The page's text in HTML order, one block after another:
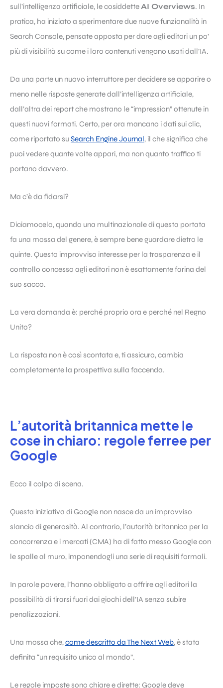
sull’intelligenza artificiale, le cosiddetteAI Overviews. In
pratica, ha iniziato a sperimentare due nuove funzionalità in
Search Console, pensate apposta per dare agli editori un po’
più di visibilità su come i loro contenuti vengono usati dall’IA.
Da una parte un nuovo interruttore per decidere se apparire o
meno nelle risposte generate dall’intelligenza artificiale,
dall’altra dei report che mostrano le “impression” ottenute in
questi nuovi formati. Certo, per ora mancano i dati sui clic,
come riportato suSearch Engine Journal, il che significa che
puoi vedere quante volte appari, ma non quanto traffico ti
portano davvero.
Ma c’è da fidarsi?
Diciamocelo, quando una multinazionale di questa portata
fa una mossa del genere, è sempre bene guardare dietro le
quinte. Questo improvviso interesse per la trasparenza e il
controllo concesso agli editori non è esattamente farina del
suo sacco.
La vera domanda è: perché proprio ora e perché nel Regno
Unito?
La risposta non è così scontata e, ti assicuro, cambia
completamente la prospettiva sulla faccenda.
L’autorità britannica mette le
cose in chiaro: regole ferree per
Google
Ecco il colpo di scena.
Questa iniziativa di Google non nasce da un improvviso
slancio di generosità. Al contrario, l’autorità britannica per la
concorrenza e i mercati (CMA) ha di fatto messo Google con
le spalle al muro, imponendogli una serie di requisiti formali.
In parole povere, l’hanno obbligato a offrire agli editori la
possibilità di tirarsi fuori dai giochi dell’IA senza subire
penalizzazioni.
Una mossa che,come descritto da The Next Web, è stata
definita “un requisito unico al mondo”.
Le regole imposte sono chiare e dirette: Google deve